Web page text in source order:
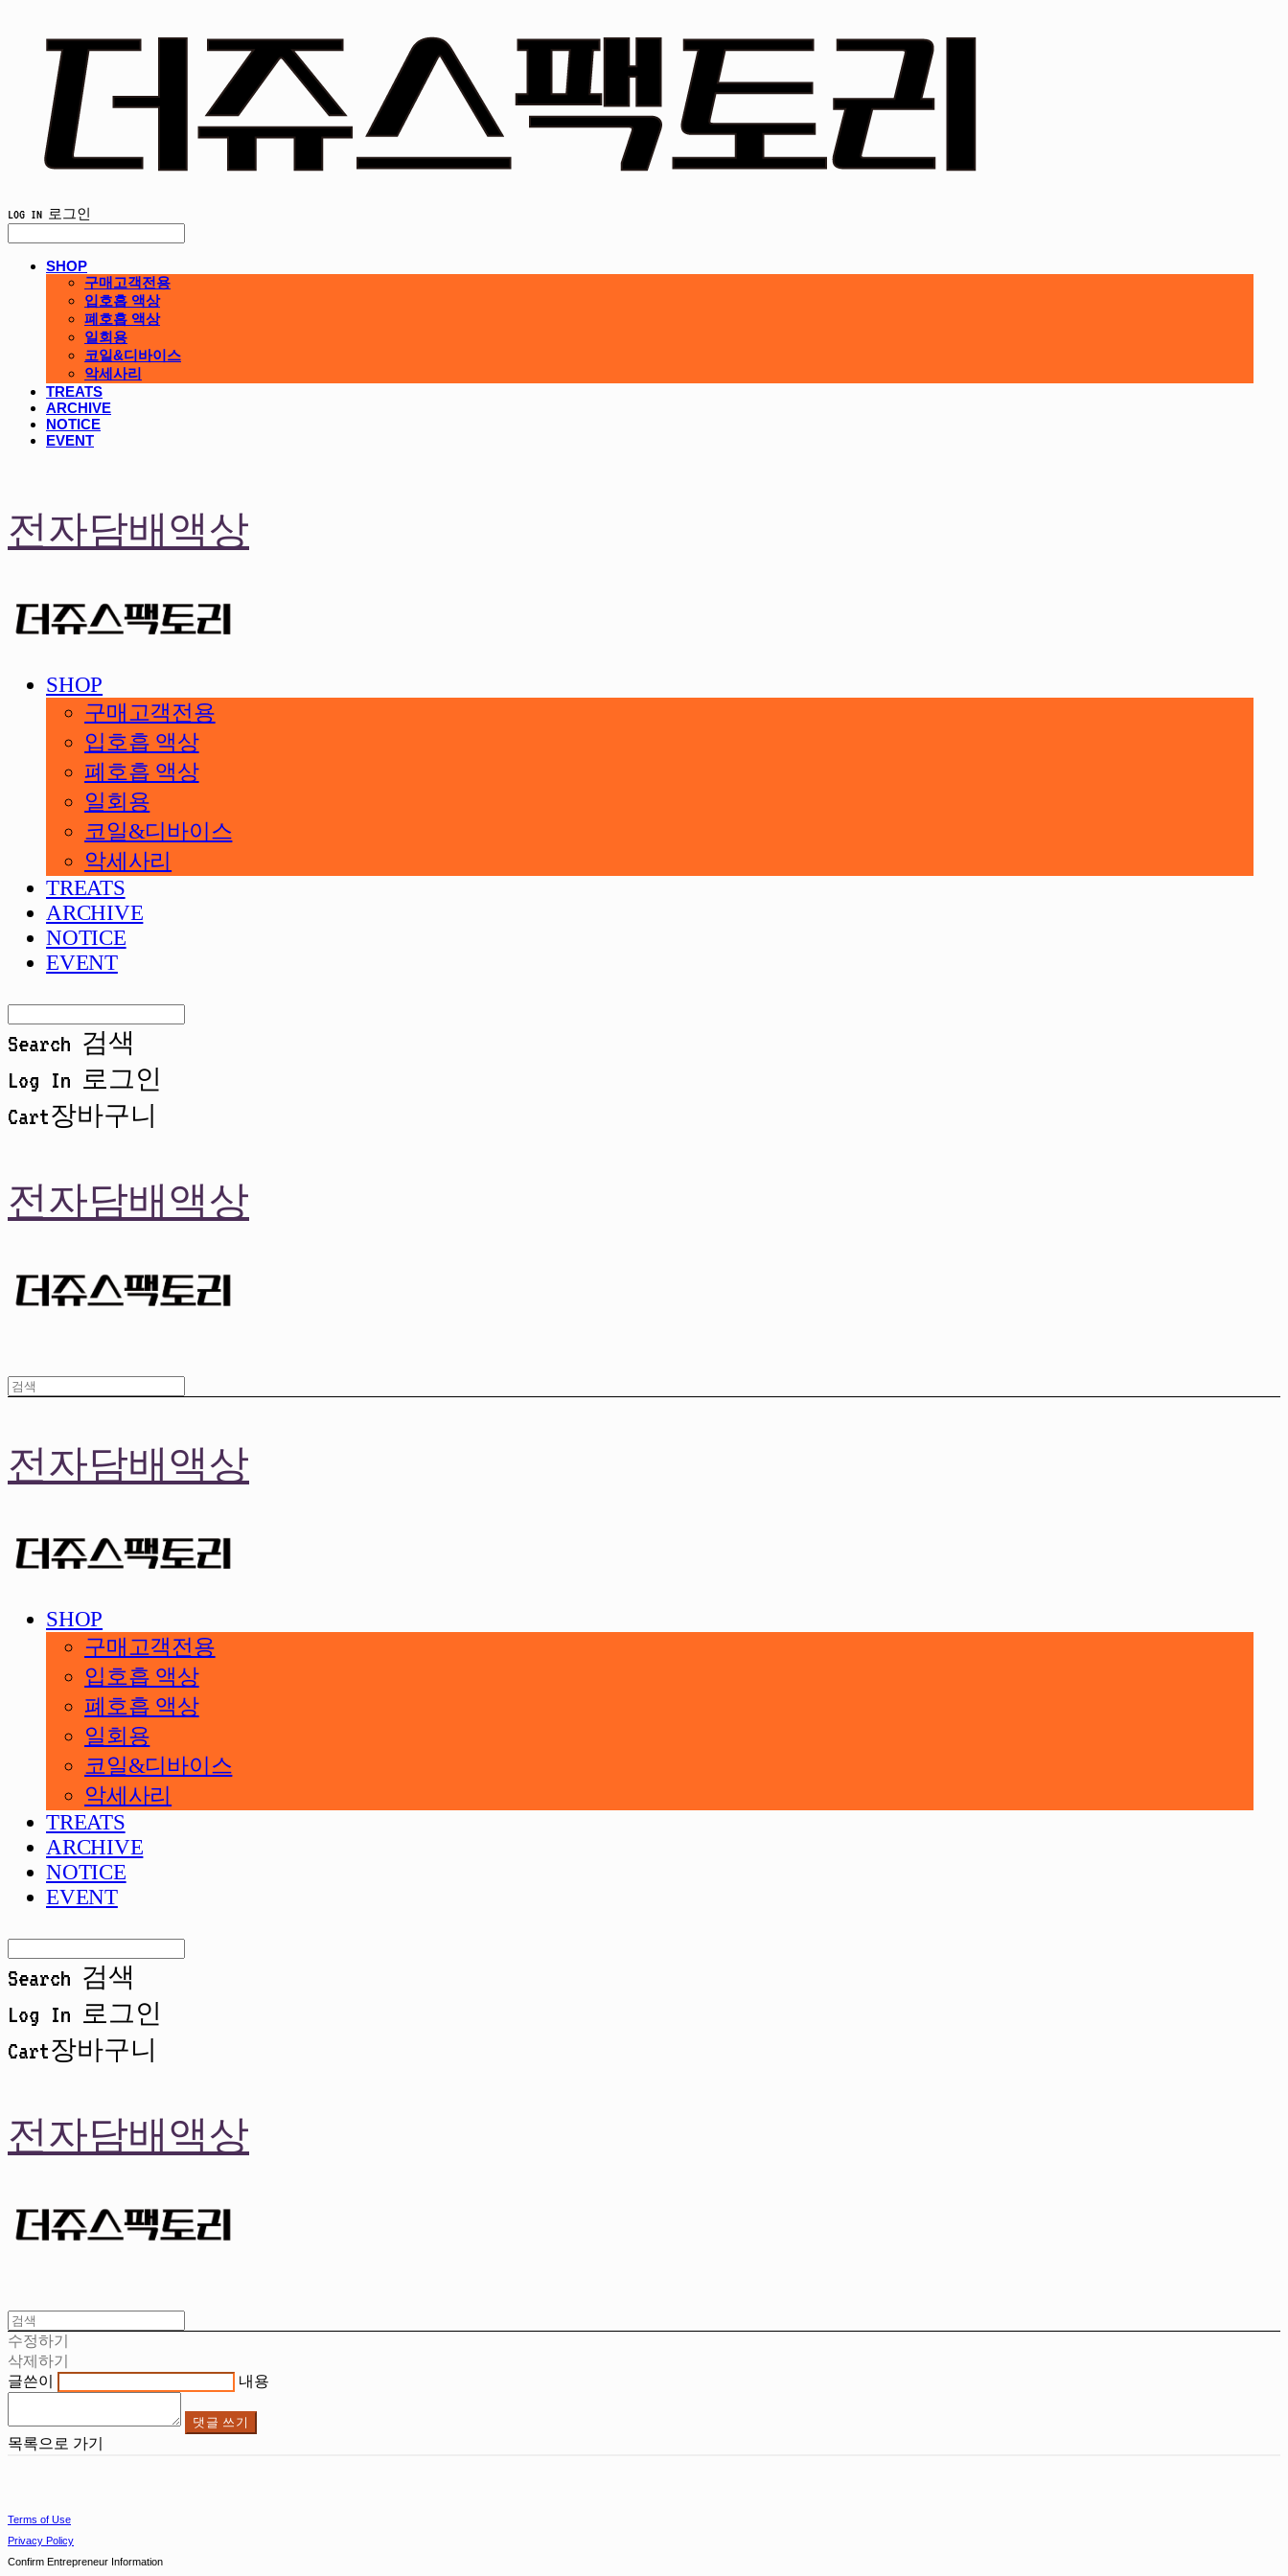
LOG IN 로그인
SHOP
구매고객전용
입호흡 액상
폐호흡 액상
일회용
코일&디바이스
악세사리
TREATS
ARCHIVE
NOTICE
EVENT
전자담배액상
SHOP
구매고객전용
입호흡 액상
폐호흡 액상
일회용
코일&디바이스
악세사리
TREATS
ARCHIVE
NOTICE
EVENT
Search 검색
Log In 로그인
Cart장바구니
전자담배액상
전자담배액상
SHOP
구매고객전용
입호흡 액상
폐호흡 액상
일회용
코일&디바이스
악세사리
TREATS
ARCHIVE
NOTICE
EVENT
Search 검색
Log In 로그인
Cart장바구니
전자담배액상
수정하기
삭제하기
글쓴이
내용
댓글 쓰기
목록으로 가기
Terms of Use
Privacy Policy
Confirm Entrepreneur Information